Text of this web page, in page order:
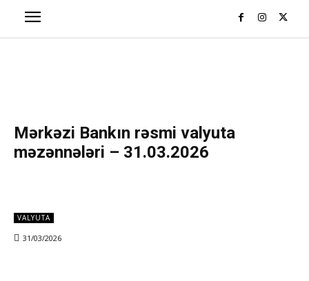
Mərkəzi Bankın rəsmi valyuta
məzənnələri – 31.03.2026
VALYUTA
31/03/2026